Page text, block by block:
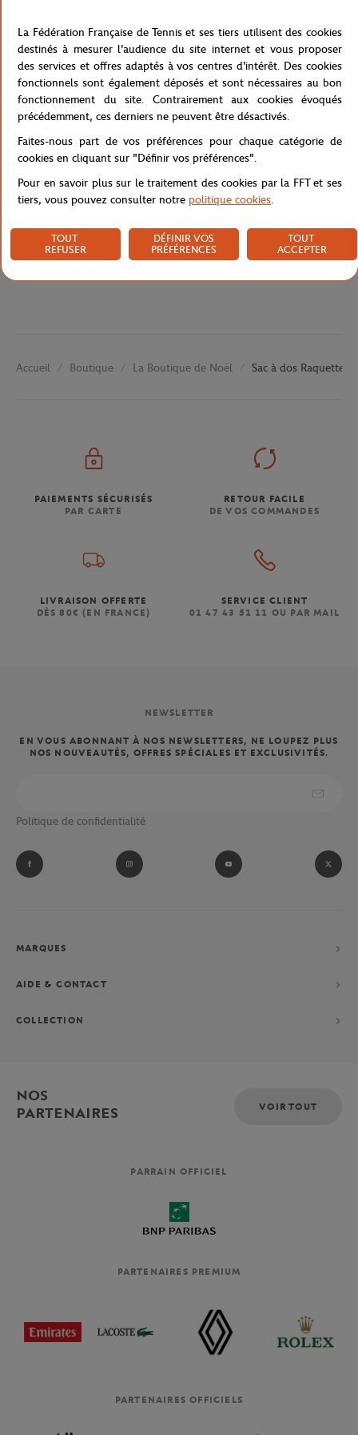
poches accessoires pour des en-cas, une bouteille d'eau et des objets
personnels. Des bretelles réglables permettent de le transporter
facilement et confortablement. Voyagez léger avec tout ce dont vous
avez besoin pour jouer.
Référence :WR8045201001-TU
Caractéristiques
Livraison et retours
Accueil Boutique La Boutique de Noël Sac à dos Raquettes
PAIEMENTS SÉCURISÉS
PAR CARTE
RETOUR FACILE
DE VOS COMMANDES
LIVRAISON OFFERTE
DÈS 80€ (EN FRANCE)
SERVICE CLIENT
01 47 43 51 11 OU PAR MAIL
NEWSLETTER
EN VOUS ABONNANT À NOS NEWSLETTERS, NE LOUPEZ PLUS
NOS NOUVEAUTÉS, OFFRES SPÉCIALES ET EXCLUSIVITÉS.
Politique de confidentialité
MARQUES
AIDE & CONTACT
COLLECTION
NOS
PARTENAIRES
VOIR TOUT
PARRAIN OFFICIEL
PARTENAIRES PREMIUM
PARTENAIRES OFFICIELS
La Fédération Française de Tennis et ses tiers utilisent des cookies
destinés à mesurer l'audience du site internet et vous proposer
des services et offres adaptés à vos centres d'intérêt. Des cookies
fonctionnels sont également déposés et sont nécessaires au bon
fonctionnement du site. Contrairement aux cookies évoqués
précédemment, ces derniers ne peuvent être désactivés.
Faites-nous part de vos préférences pour chaque catégorie de
cookies en cliquant sur "Définir vos préférences".
Pour en savoir plus sur le traitement des cookies par la FFT et ses
tiers, vous pouvez consulter notre politique cookies.
TOUT
REFUSER
DÉFINIR VOS
PRÉFÉRENCES
TOUT
ACCEPTER